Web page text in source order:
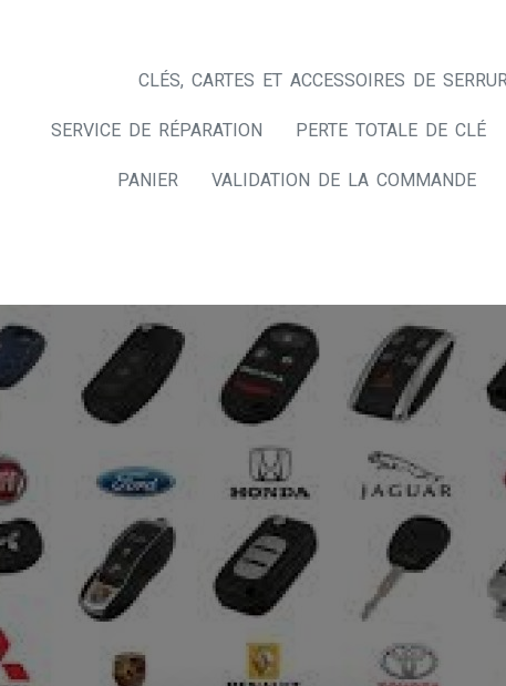
CLÉS, CARTES ET ACCESSOIRES DE
SERVICE DE RÉPARATION PERTE TOTALE DE CLÉ
PANIER VALIDATION DE LA COMMANDE